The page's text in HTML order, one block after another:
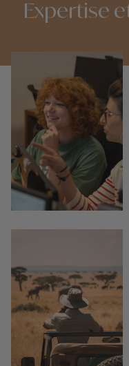
du Yucatán.
Expertise